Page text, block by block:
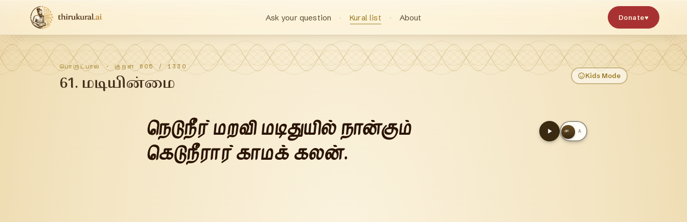
Ask your question Kural list About Donate♥
பொருட்பால் · குறள் 605/1330
61. மடியின்மை Kids Mode
அ A
நெடுநீர் மறவி மடிதுயில் நான்கும்
கெடுநீரார் காமக் கலன்.